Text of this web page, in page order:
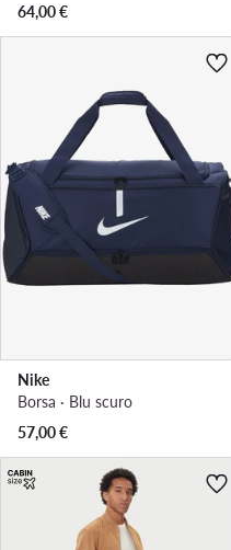
64,00€
Nike
Borsa · Blu scuro
57,00€